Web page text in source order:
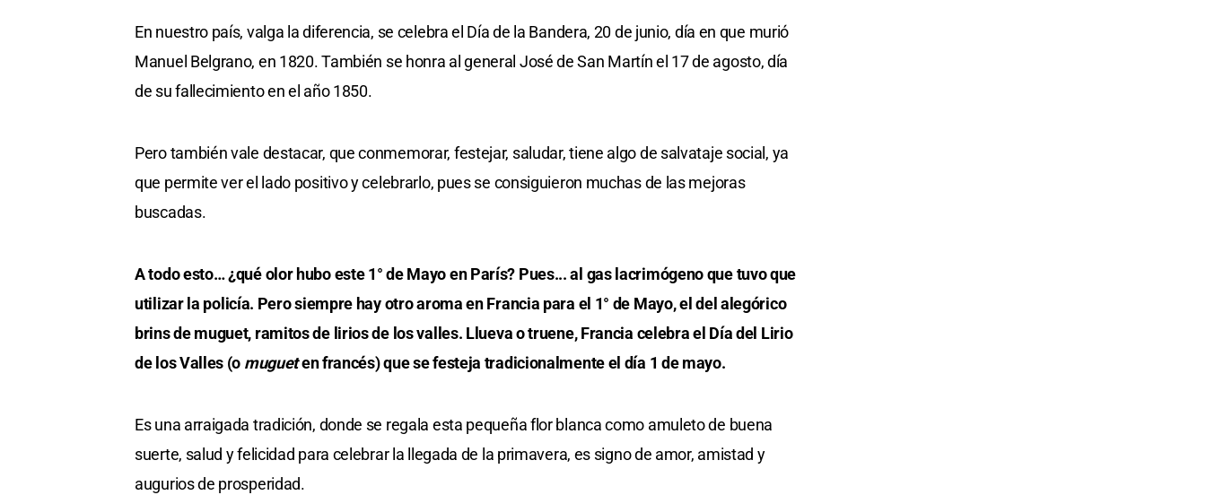
En nuestro país, valga la diferencia, se celebra el Día de la Bandera, 20 de junio, día en que murió
Manuel Belgrano, en 1820. También se honra al general José de San Martín el 17 de agosto, día
de su fallecimiento en el año 1850.
Pero también vale destacar, que conmemorar, festejar, saludar, tiene algo de salvataje social, ya
que permite ver el lado positivo y celebrarlo, pues se consiguieron muchas de las mejoras
buscadas.
A todo esto… ¿qué olor hubo este 1° de Mayo en París? Pues... al gas lacrimógeno que tuvo que
utilizar la policía. Pero siempre hay otro aroma en Francia para el 1° de Mayo, el del alegórico
brins de muguet, ramitos de lirios de los valles. Llueva o truene, Francia celebra el Día del Lirio
de los Valles (o mugueten francés) que se festeja tradicionalmente el día 1 de mayo.
Es una arraigada tradición, donde se regala esta pequeña flor blanca como amuleto de buena
suerte, salud y felicidad para celebrar la llegada de la primavera, es signo de amor, amistad y
augurios de prosperidad.